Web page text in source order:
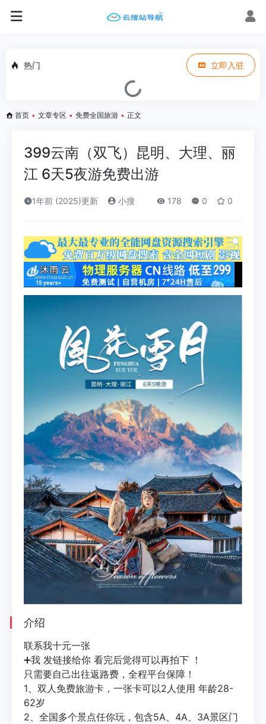
热门 立即入驻
首页 • 文章专区 • 免费全国旅游 • 正文
399云南（双飞）昆明、大理、丽
江 6天5夜游免费出游
1年前 (2025)更新 小搜 178 0 0
介绍
联系我十元一张
➕我 发链接给你 看完后觉得可以再拍下 ！
只需要自己出往返路费，全程平台保障！
1、双人免费旅游卡，一张卡可以2人使用 年龄28-
62岁
2、全国多个景点任你玩，包含5A、4A、3A景区门